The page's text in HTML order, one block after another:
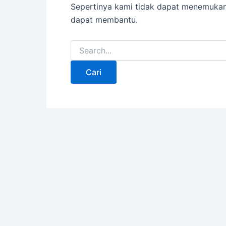
Sepertinya kami tidak dapat
dapat membantu.